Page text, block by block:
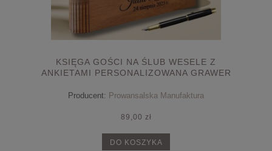
KSIĘGA GOŚCI NA ŚLUB WESELE Z
ANKIETAMI PERSONALIZOWANA GRAWER
Producent: Prowansalska Manufaktura
89,00 zł
DO KOSZYKA